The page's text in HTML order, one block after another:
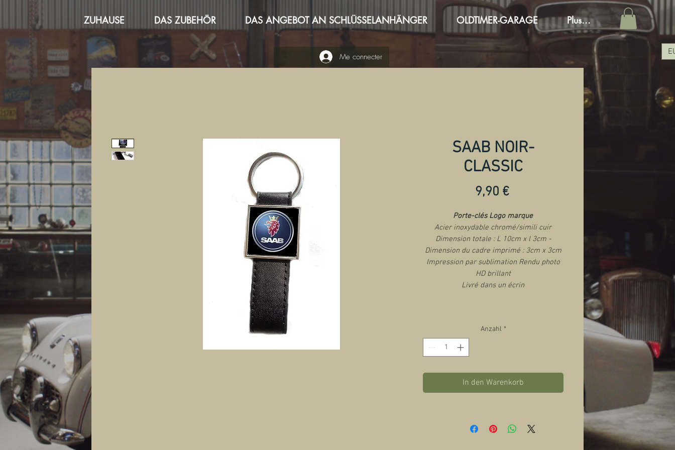
ZUHAUSE DAS ZUBEHÖR DAS ANGEBOT AN SCHLÜSSELANHÄNGER OLDTIMER-GARAGE Plus...
Me connecter
SAAB NOIR-
CLASSIC
9,90 €Preis
Porte-clés Logo marque
Acier inoxydable chromé/simili cuir
Dimension totale : L 10cm x l 3cm -
Dimension du cadre imprimé : 3cm x 3cm
Impression par sublimation Rendu photo
HD brillant
Livré dans un écrin
Anzahl *
In den Warenkorb